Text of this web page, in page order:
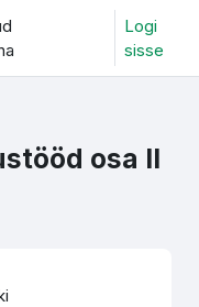
Logi
sisse
osa II